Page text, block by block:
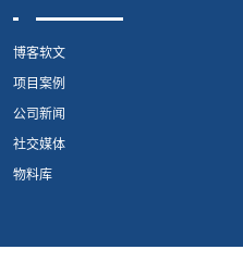
博客软文
项目案例
公司新闻
社交媒体
物料库